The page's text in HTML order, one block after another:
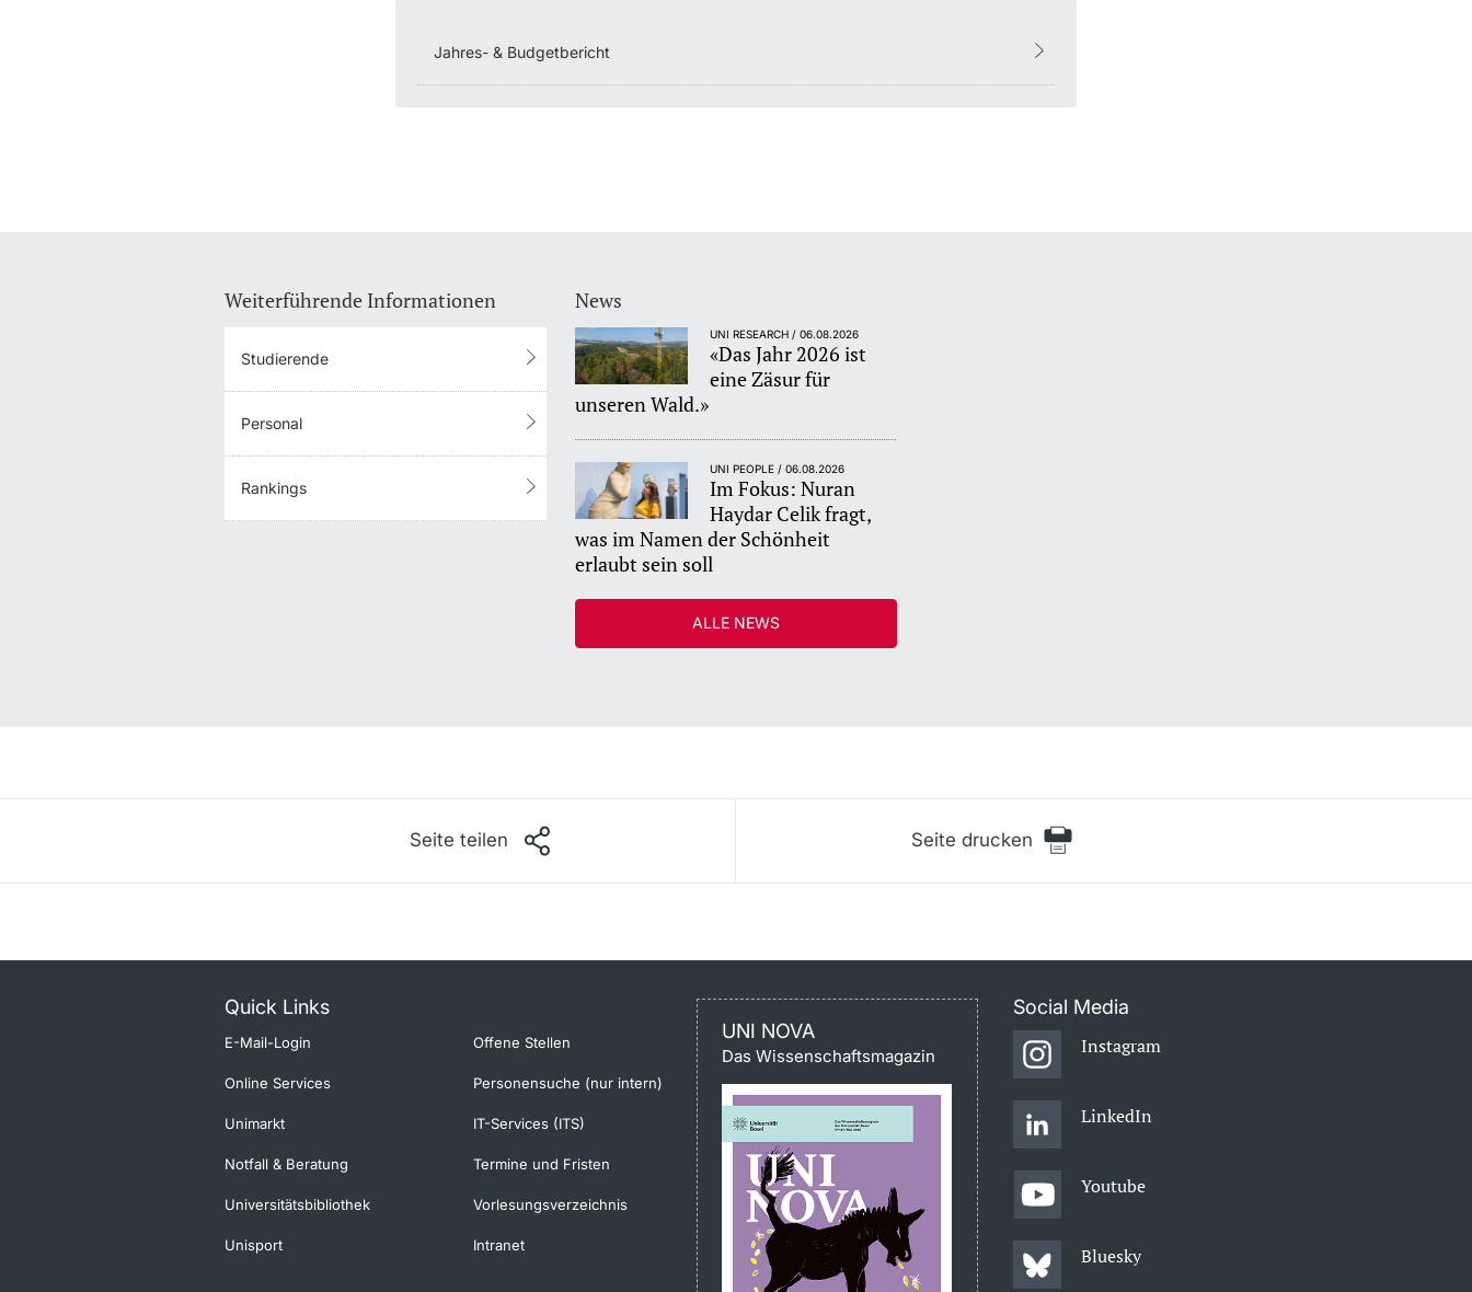
Jahres- & Budgetbericht
Weiterführende Informationen
Studierende
Personal
Rankings
News
UNI RESEARCH / 06.08.2026
«Das Jahr 2026 ist
eine Zäsur für
unseren Wald.»
UNI PEOPLE / 06.08.2026
Im Fokus: Nuran
Haydar Celik fragt,
was im Namen der Schönheit
erlaubt sein soll
ALLE NEWS
Seite teilen Seite drucken
Quick Links
E-Mail-Login Offene Stellen
Online Services Personensuche (nur intern)
Unimarkt IT-Services (ITS)
Notfall & Beratung Termine und Fristen
Universitätsbibliothek Vorlesungsverzeichnis
Unisport Intranet
UNI NOVA
Das Wissenschaftsmagazin
Social Media
Instagram
LinkedIn
Youtube
Bluesky